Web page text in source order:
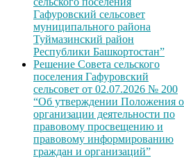
Гафуровский сельсовет
муниципального района
Туймазинский район
Республики Башкортостан”
Решение Совета сельского
поселения Гафуровский
сельсовет от 02.07.2026 № 200
“Об утверждении Положения
организации деятельности по
правовому просвещению и
правовому информированию
граждан и организаций”